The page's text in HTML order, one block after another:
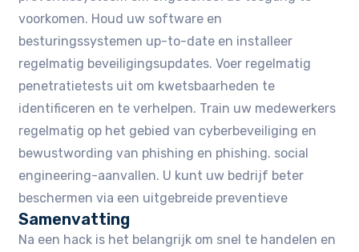
voorkomen. Houd uw software en
besturingssystemen up-to-date en installeer
regelmatig beveiligingsupdates. Voer regelmatig
penetratietests uit om kwetsbaarheden te
identificeren en te verhelpen. Train uw medewerkers
regelmatig op het gebied van cyberbeveiliging en
bewustwording van phishing en phishing. social
engineering-aanvallen. U kunt uw bedrijf beter
beschermen via een uitgebreide preventieve
Samenvatting
Na een hack is het belangrijk om snel te handelen en